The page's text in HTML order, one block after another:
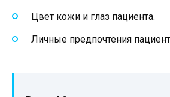
Цвет кожи и глаз пациента.
Личные предпочтения